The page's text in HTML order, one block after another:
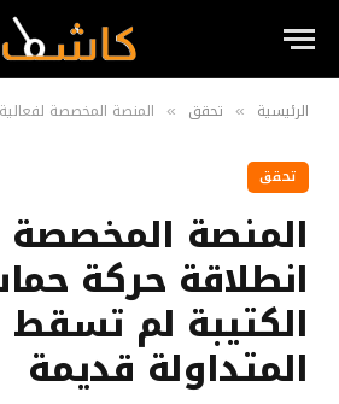
الرئيسية » تحقق » المنصة المخصصة لفعالية انطلاقة حركة حماس
تحقق
المنصة المخصصة
انطلاقة حركة
الكتيبة لم تسقط
المتداولة قديمة